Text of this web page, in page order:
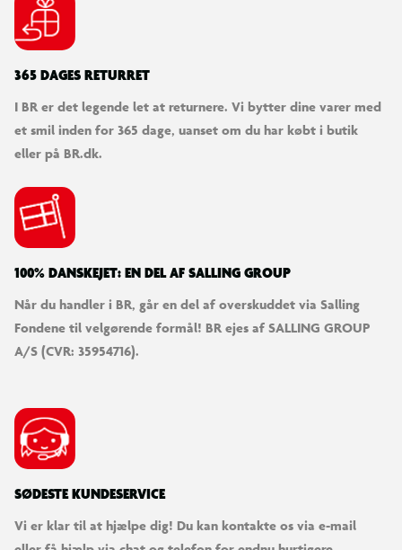
365 DAGES RETURRET
I BR er det legende let at returnere. Vi bytter dine varer med
et smil inden for 365 dage, uanset om du har købt i butik
eller på BR.dk.
100% DANSKEJET: EN DEL AF SALLING GROUP
Når du handler i BR, går en del af overskuddet via Salling
Fondene til velgørende formål! BR ejes af SALLING GROUP
A/S (CVR: 35954716).
SØDESTE KUNDESERVICE
Vi er klar til at hjælpe dig! Du kan kontakte os via e-mail